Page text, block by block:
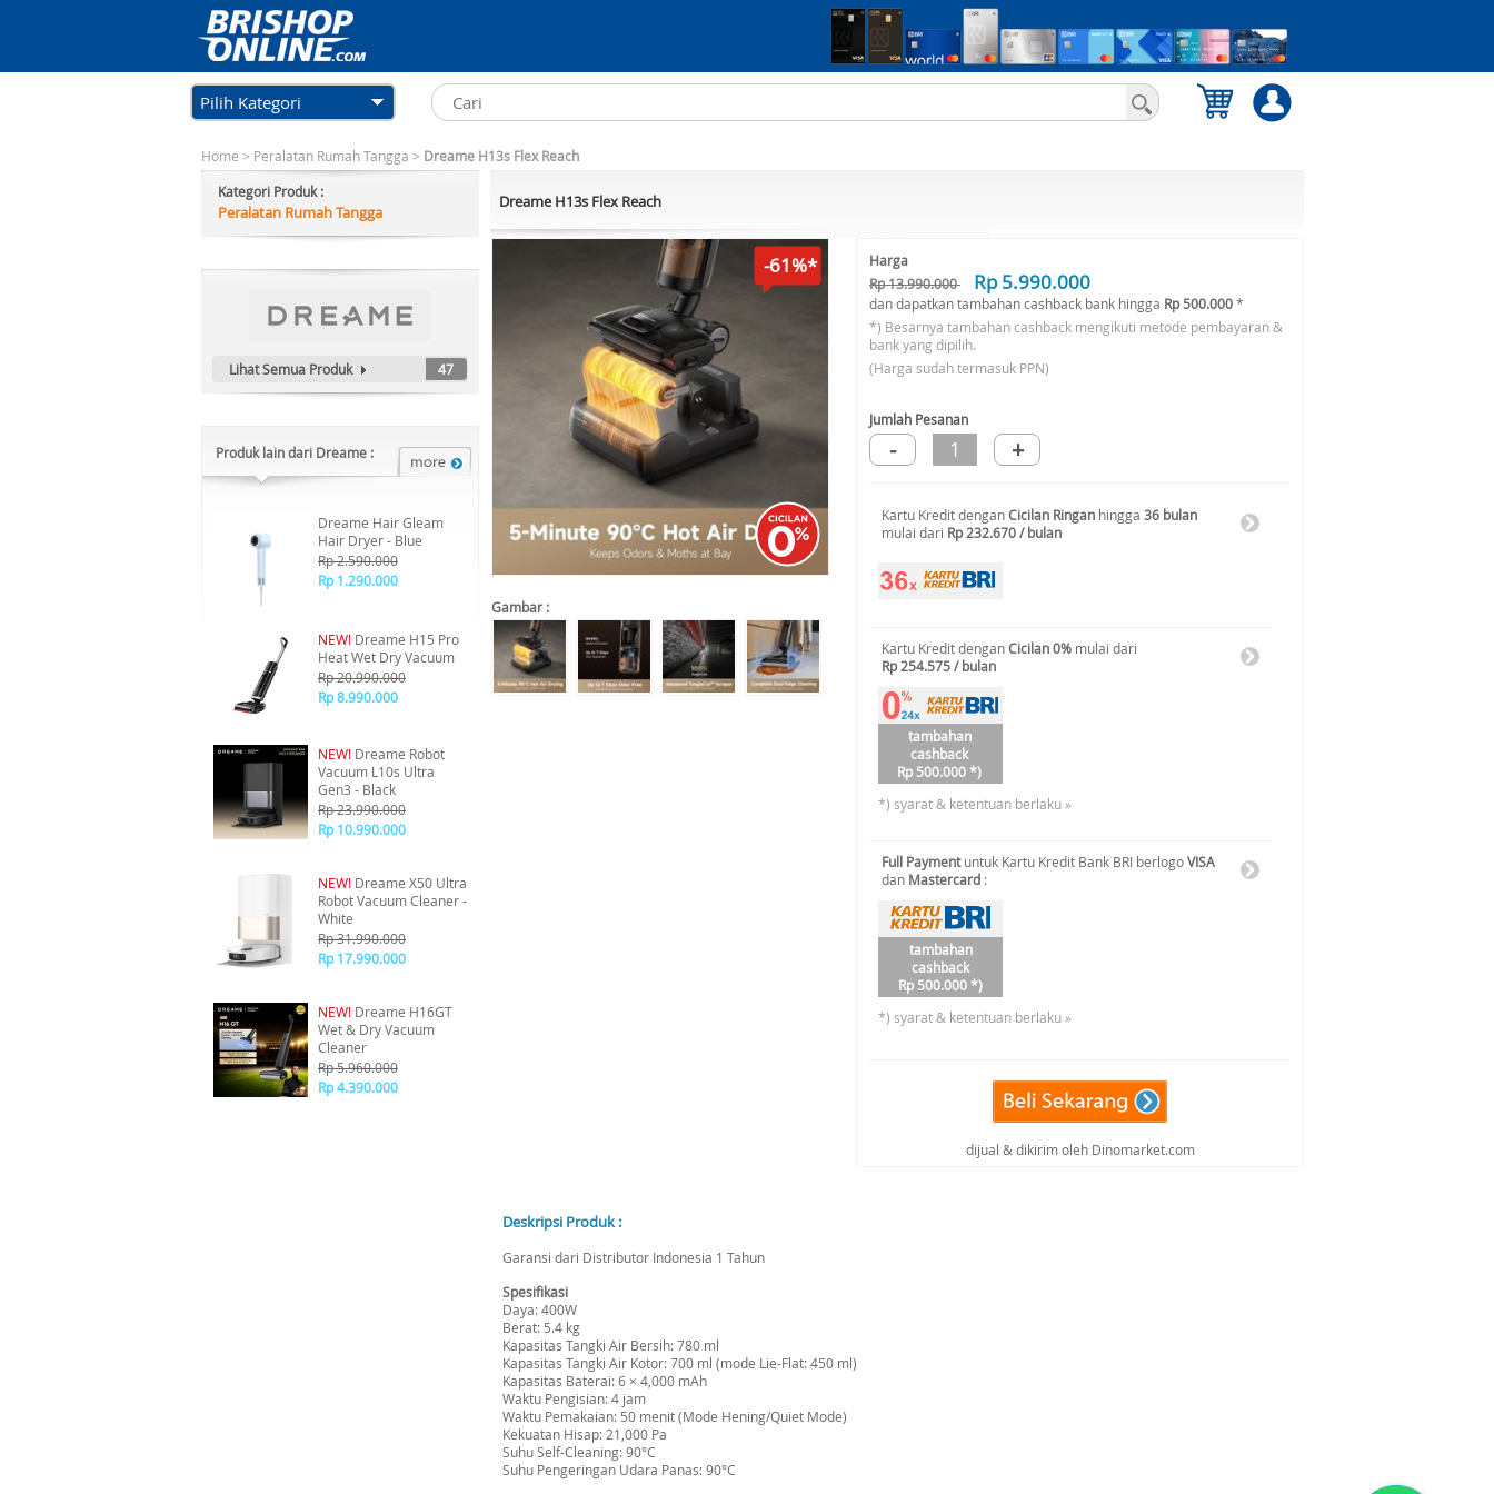
Pilih Kategori
Home > Peralatan Rumah Tangga > Dreame H13s Flex Reach
Kategori Produk :
Peralatan Rumah Tangga
Lihat Semua Produk 47
Produk lain dari Dreame :
Dreame Hair Gleam
Hair Dryer - Blue
Rp 2.590.000
Rp 1.290.000
NEW! Dreame H15 Pro
Heat Wet Dry Vacuum
Rp 20.990.000
Rp 8.990.000
NEW! Dreame Robot
Vacuum L10s Ultra
Gen3 - Black
Rp 23.990.000
Rp 10.990.000
NEW! Dreame X50 Ultra
Robot Vacuum Cleaner -
White
Rp 31.990.000
Rp 17.990.000
NEW! Dreame H16GT
Wet & Dry Vacuum
Cleaner
Rp 5.960.000
Rp 4.390.000
Dreame H13s Flex Reach
-61%*
Gambar :
Harga
Rp 13.990.000
Rp 5.990.000
dan dapatkan tambahan cashback bank hingga Rp 500.000*
*) Besarnya tambahan cashback mengikuti metode pembayaran &
bank yang dipilih.
(Harga sudah termasuk PPN)
Jumlah Pesanan
- 1 +
Kartu Kredit denganCicilan Ringan hingga 36 bulan
mulai dari Rp 232.670 / bulan
Kartu Kredit denganCicilan 0% mulai dari
Rp 254.575 / bulan
tambahan
cashback
Rp 500.000 *)
*) syarat & ketentuan berlaku »
Full Paymentuntuk Kartu Kredit Bank BRI berlogoVISA
dan Mastercard :
tambahan
cashback
Rp 500.000 *)
*) syarat & ketentuan berlaku »
dijual & dikirim oleh Dinomarket.com
Deskripsi Produk :
Garansi dari Distributor Indonesia 1 Tahun
Spesifikasi
Daya: 400W
Berat: 5.4 kg
Kapasitas Tangki Air Bersih: 780 ml
Kapasitas Tangki Air Kotor: 700 ml (mode Lie-Flat: 450 ml)
Kapasitas Baterai: 6 × 4,000 mAh
Waktu Pengisian: 4 jam
Waktu Pemakaian: 50 menit (Mode Hening/Quiet Mode)
Kekuatan Hisap: 21,000 Pa
Suhu Self-Cleaning: 90°C
Suhu Pengeringan Udara Panas: 90°C